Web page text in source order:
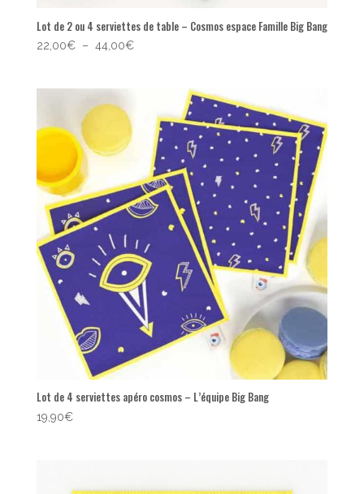
Lot de 2 ou 4 serviettes de table – Cosmos espace Famille Big Bang
22,00€ – 44,00€Plage
44,00€
Lot de 4 serviettes apéro cosmos – L’équipe Big Bang
19,90€